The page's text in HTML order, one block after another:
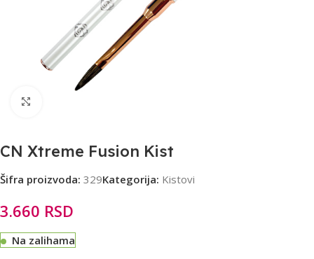
CN Xtreme Fusion Kist
Šifra proizvoda: 329Kategorija: Kistovi
3.660 RSD
Na zalihama